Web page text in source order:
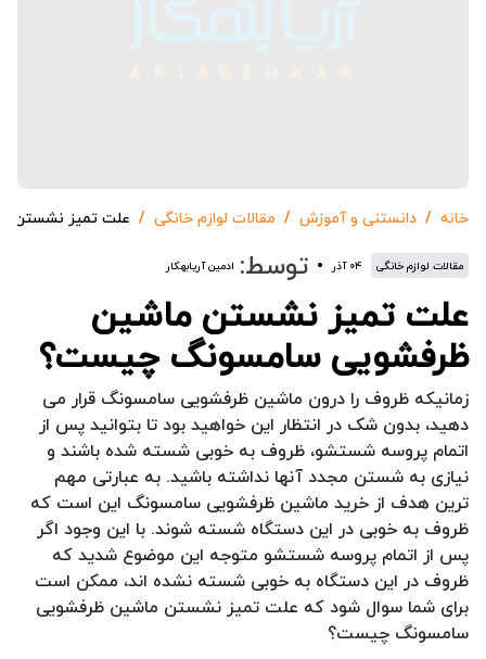
خانه دانستنی و آموزش مقالات لوازم خانگی علت تمیز نشستن
مقالات لوازم خانگی ۰۴ آذر توسط: ادمین آریابهکار
علت تمیز نشستن ماشین
ظرفشویی سامسونگ چیست؟
زمانیکه ظروف را درون ماشین ظرفشویی سامسونگ قرار می
دهید، بدون شک در انتظار این خواهید بود تا بتوانید پس از
اتمام پروسه شستشو، ظروف به خوبی شسته شده باشند و
نیازی به شستن مجدد آنها نداشته باشید. به عبارتی مهم
ترین هدف از خرید ماشین ظرفشویی سامسونگ این است که
ظروف به خوبی در این دستگاه شسته شوند. با این وجود اگر
پس از اتمام پروسه شستشو متوجه این موضوع شدید که
ظروف در این دستگاه به خوبی شسته نشده اند، ممکن است
برای شما سوال شود که علت تمیز نشستن ماشین ظرفشویی
سامسونگ چیست؟